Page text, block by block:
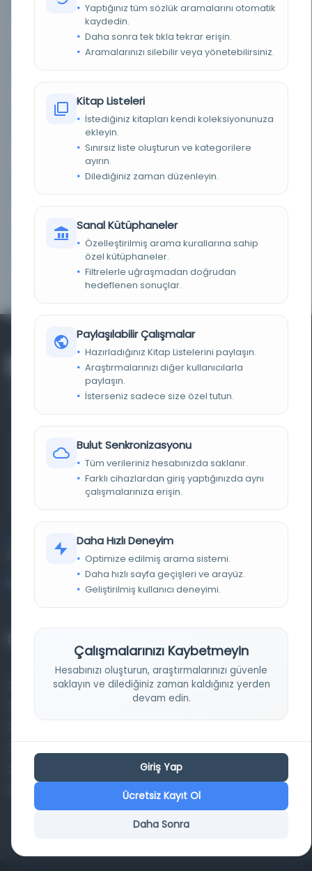
Osmanlıca
FIZIKSEL BOYUTLAR 120 yk., 13 st. ; 195x140, 150x80 mm.
İstanbul Büyükşehir Belediyesi Kütüphaneleri
İBB Atatürk Kitaplığı
Emir Sultan'ın menakıbıdır.
Farklı dönem, dil ve coğrafyalara ait tarihî yazma ve
basma eserleri, arşiv belgelerini, süreli yayınları ve görsel
materyalleri bir araya getiren kapsamlı bir dijital
Entertech Ofis: 322 İstanbul Ün. Avcılar Kampüsü Avcılar,
34320 İstanbul
bilgi@osmanlica.com
Osmanlica.com
Transkripsiyon Alfabesi Çevirisi
Tarihi Dokümanlarda Görüntü İyileştirilmesi
Yaptığınız tüm sözlük aramalarını otomatik
kaydedin.
Daha sonra tek tıkla tekrar erişin.
Aramalarınızı silebilir veya yönetebilirsiniz.
Kitap Listeleri
İstediğiniz kitapları kendi koleksiyonunuza
ekleyin.
Sınırsız liste oluşturun ve kategorilere
ayırın.
Dilediğiniz zaman düzenleyin.
Sanal Kütüphaneler
Özelleştirilmiş arama kurallarına sahip
özel kütüphaneler.
Filtrelerle uğraşmadan doğrudan
hedeflenen sonuçlar.
Paylaşılabilir Çalışmalar
Hazırladığınız Kitap Listelerini paylaşın.
Araştırmalarınızı diğer kullanıcılarla
paylaşın.
İsterseniz sadece size özel tutun.
Bulut Senkronizasyonu
Tüm verileriniz hesabınızda saklanır.
Farklı cihazlardan giriş yaptığınızda aynı
çalışmalarınıza erişin.
Daha Hızlı Deneyim
Optimize edilmiş arama sistemi.
Daha hızlı sayfa geçişleri ve arayüz.
Geliştirilmiş kullanıcı deneyimi.
Çalışmalarınızı Kaybetmeyin
Hesabınızı oluşturun, araştırmalarınızı güvenle
saklayın ve dilediğiniz zaman kaldığınız yerden
devam edin.
Giriş Yap
Ücretsiz Kayıt Ol
Daha Sonra